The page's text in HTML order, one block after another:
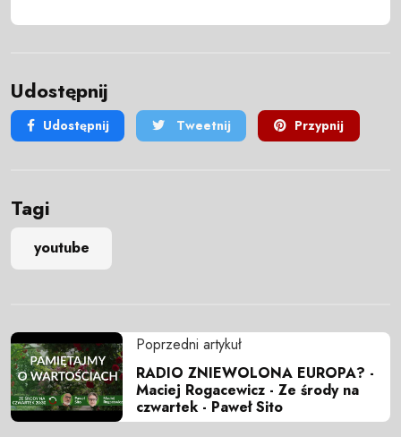
Udostępnij
Udostępnij Tweetnij Przypnij
Tagi
youtube
Poprzedni artykuł
RADIO ZNIEWOLONA EUROPA? -
Maciej Rogacewicz - Ze środy na
czwartek - Paweł Sito